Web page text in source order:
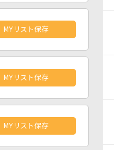
MYリスト保存
MYリスト保存
MYリスト保存